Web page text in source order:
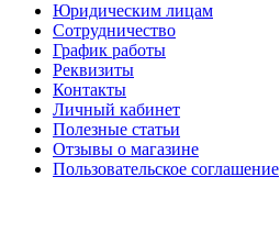
Юридическим лицам
Сотрудничество
График работы
Реквизиты
Контакты
Личный кабинет
Полезные статьи
Отзывы о магазине
Пользовательское соглашение